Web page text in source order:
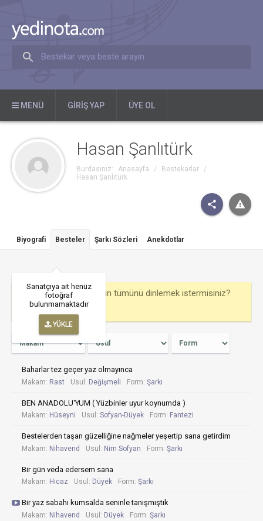
Bestekar veya beste arayın
MENÜ GIRIŞ YAP ÜYE OL
Hasan Şanlıtürk
Burdasınız: Anasayfa / Bestekarlar
/
Hasan Şanlıtürk
Biyografi Besteler Şarkı Sözleri Anekdotlar
Sanatçıya ait henüz
fotoğraf
bulunmamaktadır
YÜKLE
Bu bestekarın eserlerinin tümünü dinlemek istermisiniz?
TÜMÜNÜ OYNAT
Baharlar tez geçer yaz olmayınca
Makam: Rast Usul: Değişmeli Form: Şarkı
BEN ANADOLU'YUM ( Yüzbinler uyur koynumda )
Makam: Hüseyni Usul: Sofyan-Düyek Form: Fantezi
Bestelerden taşan güzelliğine nağmeler yeşertip sana getirdim
Makam: Nihavend Usul: Nim Sofyan Form: Şarkı
Bir gün veda edersem sana
Makam: Hicaz Usul: Düyek Form: Şarkı
Bir yaz sabahı kumsalda seninle tanışmıştık
Makam: Nihavend Usul: Düyek Form: Şarkı